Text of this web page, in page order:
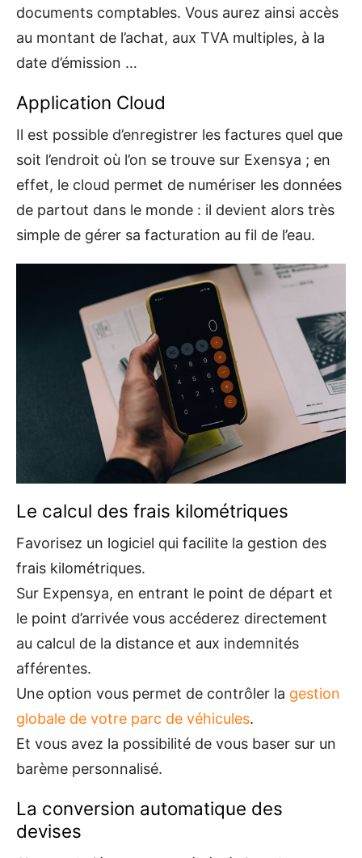
documents comptables. Vous aurez ainsi accès
au montant de l’achat, aux TVA multiples, à la
date d’émission …
Application Cloud
Il est possible d’enregistrer les factures quel que
soit l’endroit où l’on se trouve sur Exensya ; en
effet, le cloud permet de numériser les données
de partout dans le monde : il devient alors très
simple de gérer sa facturation au fil de l’eau.
Le calcul des frais kilométriques
Favorisez un logiciel qui facilite la gestion des
frais kilométriques.
Sur Expensya, en entrant le point de départ et
le point d’arrivée vous accéderez directement
au calcul de la distance et aux indemnités
afférentes.
Une option vous permet de contrôler la gestion
globale de votre parc de véhicules.
Et vous avez la possibilité de vous baser sur un
barème personnalisé.
La conversion automatique des
devises